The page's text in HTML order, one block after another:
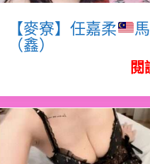
【麥寮】任嘉柔
（鑫）
閱